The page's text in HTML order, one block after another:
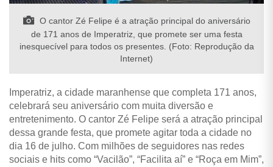
O cantor Zé Felipe é a atração principal do aniversário
de 171 anos de Imperatriz, que promete ser uma festa
inesquecível para todos os presentes. (Foto: Reprodução da
Internet)
Imperatriz, a cidade maranhense que completa 171 anos,
celebrará seu aniversário com muita diversão e
entretenimento. O cantor Zé Felipe será a atração principal
dessa grande festa, que promete agitar toda a cidade no
dia 16 de julho. Com milhões de seguidores nas redes
sociais e hits como “Vacilão”, “Facilita aí” e “Roça em Mim”,